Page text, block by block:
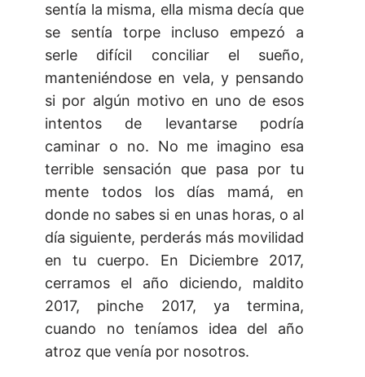
sentía la misma, ella misma decía que
se sentía torpe incluso empezó a
serle difícil conciliar el sueño,
manteniéndose en vela, y pensando
si por algún motivo en uno de esos
intentos de levantarse podría
caminar o no. No me imagino esa
terrible sensación que pasa por tu
mente todos los días mamá, en
donde no sabes si en unas horas, o al
día siguiente, perderás más movilidad
en tu cuerpo. En Diciembre 2017,
cerramos el año diciendo, maldito
2017, pinche 2017, ya termina,
cuando no teníamos idea del año
atroz que venía por nosotros.